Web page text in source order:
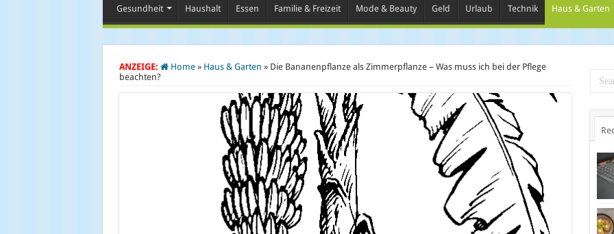
Gesundheit Haushalt Essen Familie & Freizeit Mode & Beauty Geld Urlaub Technik Haus & Garten
ANZEIGE: Home » Haus & Garten » Die Bananenpflanze als Zimmerpflanze – Was muss ich bei der Pflege
beachten?